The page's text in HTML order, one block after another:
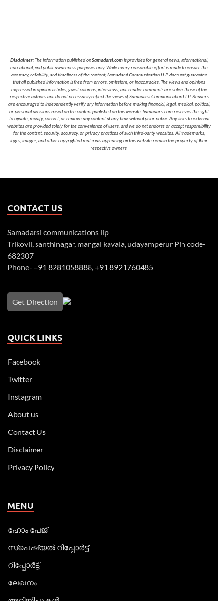
Disclaimer: The information published onSamadarsi.comis provided for general news, informational,
educational, and public awareness purposes only. While every reasonable effort is made to ensure the
accuracy, reliability, and timeliness of the content, Samadarsi Communication LLP does not guarantee
that all published information is free from errors, omissions, or inaccuracies. The views and opinions
expressed in opinion articles, guest columns, interviews, and reader comments are solely those of the
respective authors and do not necessarily reflect the views of Samadarsi Communication LLP. Readers
are encouraged to independently verify any information before making financial, legal, medical, political,
or personal decisions based on the content published on this website. Samadarsi.com reserves the right
to update, modify, correct, or remove any content at any time without prior notice. Any links to external
websites are provided solely for the convenience of users, and we do not endorse or accept responsibility
for the content, security, accuracy, or privacy practices of such third-party websites. All trademarks,
logos, images, and other copyrighted materials appearing on this website remain the property of their
respective owners.
CONTACT US
Samadarsi communications llp
Trikovil, santhinagar, mangai kavala, udayamperur Pin code-
682307
Phone- +91 8281058888,+91 8921760485
Get Direction
QUICK LINKS
Facebook
Twitter
Instagram
About us
Contact Us
Disclaimer
Privacy Policy
MENU
ഹോം പേജ്
സ്പെഷ്യൽ റിപ്പോര്‍ട്ട്
റിപ്പോര്‍ട്ട്
ലേഖനം